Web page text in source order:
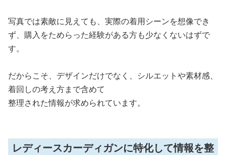
写真では素敵に見えても、実際の着用シーンを想像でき
ず、購入をためらった経験がある方も少なくないはずで
す。
だからこそ、デザインだけでなく、シルエットや素材感、
着回しの考え方まで含めて
整理された情報が求められています。
レディースカーディガンに特化して情報を整